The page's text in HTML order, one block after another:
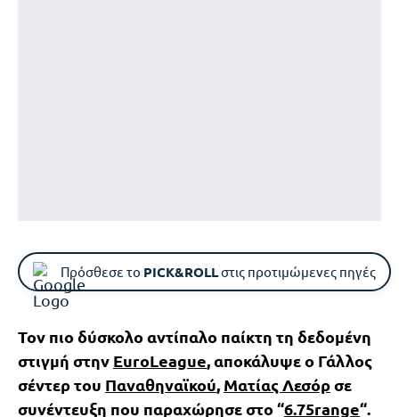
Πρόσθεσε το PICK&ROLLστις προτιμώμενες πηγές
Τον πιο δύσκολο αντίπαλο παίκτη τη δεδομένη
στιγμή στην EuroLeague, αποκάλυψε ο Γάλλος
σέντερ του Παναθηναϊκού, Ματίας Λεσόρσε
συνέντευξη που παραχώρησε στο “6.75range“.